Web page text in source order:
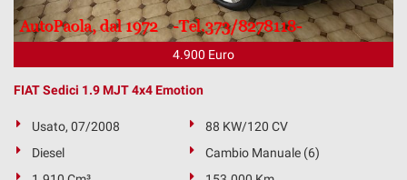
4.900 Euro
FIAT Sedici 1.9 MJT 4x4 Emotion
Usato, 07/2008
88 KW/120 CV
Diesel
Cambio Manuale (6)